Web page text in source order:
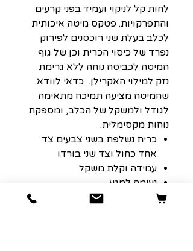
לחות קל לניקוי ועמיד בפני קרעים
והתפרקויות. פטקס מיטה איכותית
לכלב בעלת שני רוכסנים לפירוק
נפרד של כיסוי הכרית וכן של גוף
המיטה לכביסה נוחה ללא גרימת
נזק למילוי האקרילן. כדאי לוודא
שהמיטה מציעה תמיכה מתאימה
לגודל ולמשקל של הכלב, ומספקת
נוחות מקסימלית.
כרית נשלפת בשני צבעים צד
אחד כחול וצד שני בורדו
עמידה וקלת משקל
נעימה למגע
מידות: